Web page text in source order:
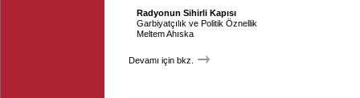
Radyonun Sihirli Kapısı
Garbiyatçılık ve Politik Öznellik
Meltem Ahıska
Devamı için bkz.